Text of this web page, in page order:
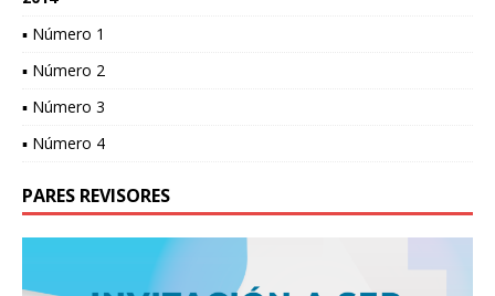
▪ Número 1
▪ Número 2
▪ Número 3
▪ Número 4
PARES REVISORES